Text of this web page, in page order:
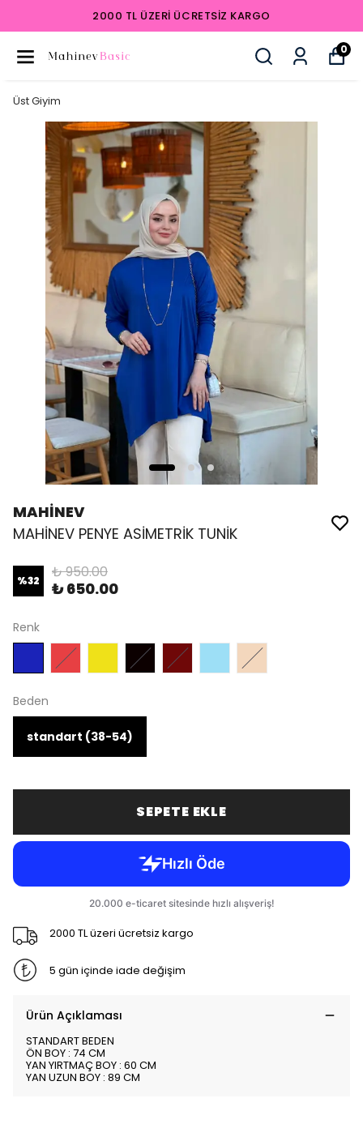
2000 TL ÜZERI ÜCRETSIZ KARGO
0
Üst Giyim
MAHİNEV
MAHİNEV PENYE ASİMETRİK TUNİK
%32 ₺ 950.00
₺ 650.00
Renk
Beden
standart (38-54)
SEPETE EKLE
2000 TL üzeri ücretsiz kargo
5 gün içinde iade değişim
Ürün Açıklaması
STANDART BEDEN
ÖN BOY : 74 CM
YAN YIRTMAÇ BOY : 60 CM
YAN UZUN BOY : 89 CM